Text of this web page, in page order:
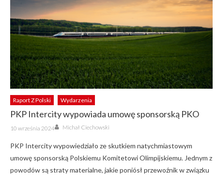
Raport Z Polski Wydarzenia
PKP Intercity wypowiada umowę sponsorską PKO
Posted
on
10 września 2024 Author
Michał Ciechowski
PKP Intercity wypowiedziało ze skutkiem natychmiastowym
umowę sponsorską Polskiemu Komitetowi Olimpijskiemu. Jednym z
powodów są straty materialne, jakie poniósł przewoźnik w związku